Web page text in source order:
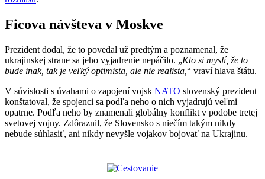
Ficova návšteva v Moskve
Prezident dodal, že to povedal už predtým a poznamenal, že
ukrajinskej strane sa jeho vyjadrenie nepáčilo. „Kto si myslí, že to
bude inak, tak je veľký optimista, ale nie realista, “ vraví hlava štátu.
V súvislosti s úvahami o zapojení vojsk NATO slovenský prezident
konštatoval, že spojenci sa podľa neho o nich vyjadrujú veľmi
opatrne. Podľa neho by znamenali globálny konflikt v podobe tretej
svetovej vojny. Zdôraznil, že Slovensko s niečím takým nikdy
nebude súhlasiť, ani nikdy nevyšle vojakov bojovať na Ukrajinu.